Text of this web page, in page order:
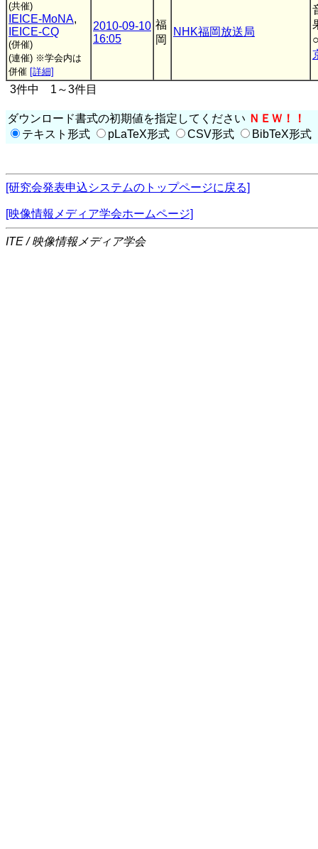
(共催)
IEICE-MoNA,
IEICE-CQ
(併催)
(連催) ※学会内は
併催 [詳細]
2010-09-10
16:05
福
岡
NHK福岡放送局
3件中 1～3件目
ダウンロード書式の初期値を指定してください ＮＥＷ！！
テキスト形式
pLaTeX形式 CSV形式 BibTeX形式
[研究会発表申込システムのトップページに戻る]
[映像情報メディア学会ホームページ]
ITE / 映像情報メディア学会